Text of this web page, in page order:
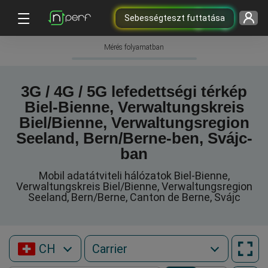
Sebességteszt futtatása
Mérés folyamatban
3G / 4G / 5G lefedettségi térkép
Biel-Bienne, Verwaltungskreis
Biel/Bienne, Verwaltungsregion
Seeland, Bern/Berne-ben, Svájc-
ban
Mobil adatátviteli hálózatok Biel-Bienne,
Verwaltungskreis Biel/Bienne, Verwaltungsregion
Seeland, Bern/Berne, Canton de Berne, Svájc
CH